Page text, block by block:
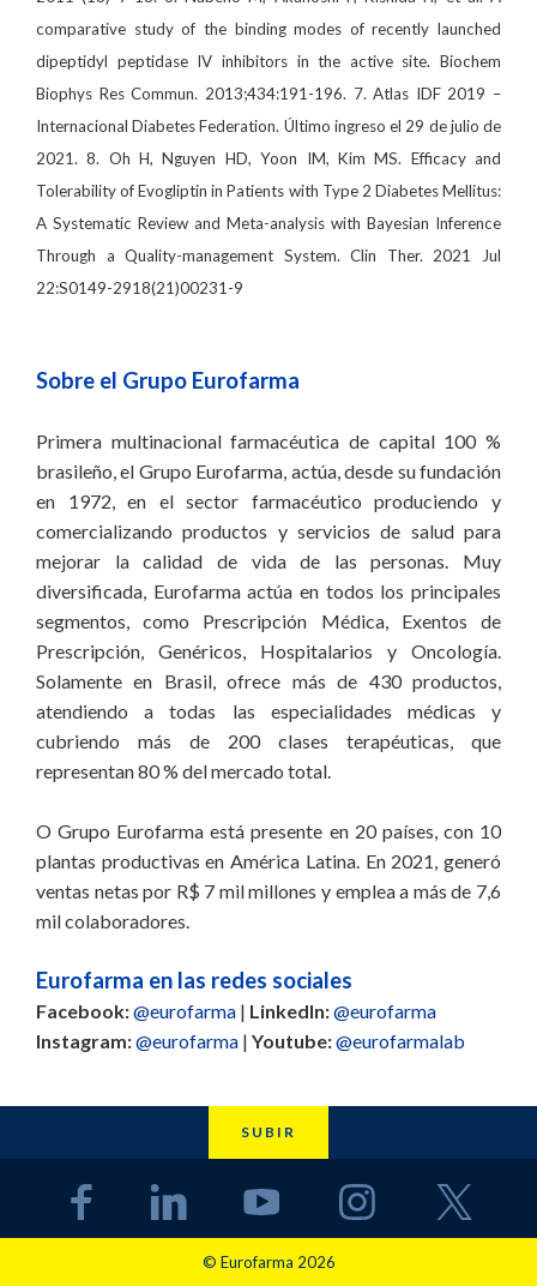
comparative study of the binding modes of recently launched
dipeptidyl peptidase IV inhibitors in the active site. Biochem
Biophys Res Commun. 2013;434:191-196. 7. Atlas IDF 2019 –
Internacional Diabetes Federation. Último ingreso el 29 de julio de
2021. 8. Oh H, Nguyen HD, Yoon IM, Kim MS. Efficacy and
Tolerability of Evogliptin in Patients with Type 2 Diabetes Mellitus:
A Systematic Review and Meta-analysis with Bayesian Inference
Through a Quality-management System. Clin Ther. 2021 Jul
22:S0149-2918(21)00231-9
Sobre el Grupo Eurofarma
Primera multinacional farmacéutica de capital 100 %
brasileño, el Grupo Eurofarma, actúa, desde su fundación
en 1972, en el sector farmacéutico produciendo y
comercializando productos y servicios de salud para
mejorar la calidad de vida de las personas. Muy
diversificada, Eurofarma actúa en todos los principales
segmentos, como Prescripción Médica, Exentos de
Prescripción, Genéricos, Hospitalarios y Oncología.
Solamente en Brasil, ofrece más de 430 productos,
atendiendo a todas las especialidades médicas y
cubriendo más de 200 clases terapéuticas, que
representan 80 % del mercado total.
O Grupo Eurofarma está presente en 20 países, con 10
plantas productivas en América Latina. En 2021, generó
ventas netas por R$ 7 mil millones y emplea a más de 7,6
mil colaboradores.
Eurofarma en las redes sociales
Facebook:@eurofarma | LinkedIn:@eurofarma
Instagram:@eurofarma | Youtube:@eurofarmalab
SUBIR
© Eurofarma 2026